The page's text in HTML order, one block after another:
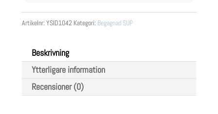
Artikelnr: YSID1042 Kategori: Begagnad SUP
Beskrivning
Ytterligare information
Recensioner (0)